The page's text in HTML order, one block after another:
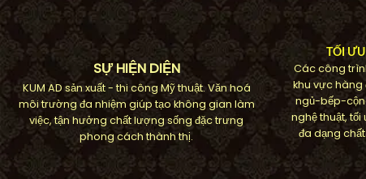
SỰ HIỆN DIỆN
KUM AD sản xuất - thi công Mỹ thuật. Văn hoá
môi trường đa nhiệm giúp tạo không gian làm
việc, tận hưởng chất lượng sống đặc trưng
phong cách thành thị.
TỐI
Các công
khu vực hàng
ngủ-bếp-
nghệ thuật,
đa dạng